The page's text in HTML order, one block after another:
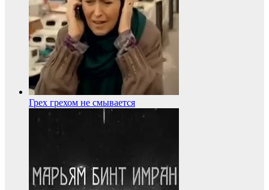
Грех грехом не смывается